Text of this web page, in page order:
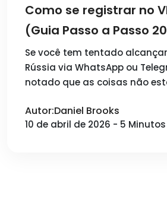
Como se registrar no
(Guia Passo a Passo
Se você tem tentado
Rússia via WhatsApp ou
notado que as coisas não
Autor:Daniel Brooks
10 de abril de 2026 - 5